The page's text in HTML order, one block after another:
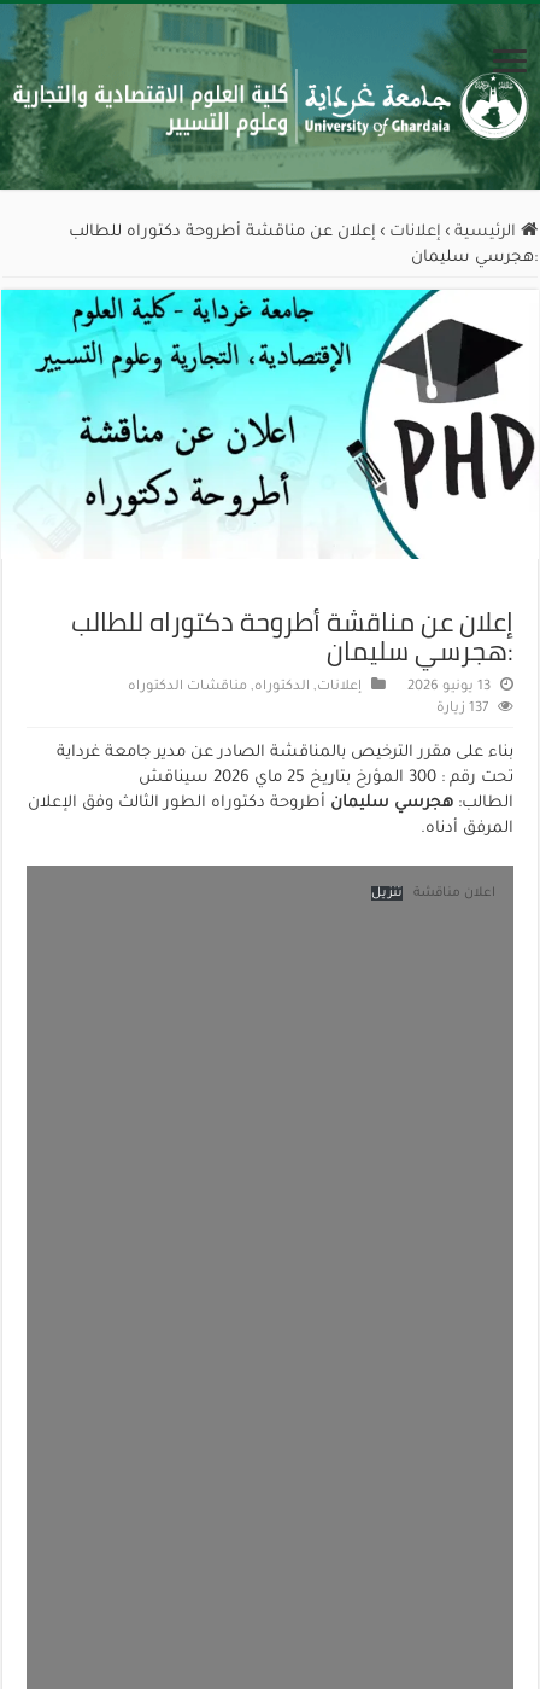
الرئيسية › إعلانات › إعلان عن مناقشة أطروحة دكتوراه للطالب
:هجرسي سليمان
إعلان عن مناقشة أطروحة دكتوراه للطالب
:هجرسي سليمان
13 يونيو 2026 إعلانات, الدكتوراه, مناقشات الدكتوراه
137 زيارة
بناء على مقرر الترخيص بالمناقشة الصادر عن مدير جامعة غرداية
تحت رقم : 300 المؤرخ بتاريخ 25 ماي 2026 سيناقش
الطالب:هجرسي سليمان أطروحة دكتوراه الطور الثالث وفق الإعلان
المرفق أدناه.
اعلان مناقشة تنزيل